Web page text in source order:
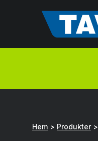
Hem > Produkter>